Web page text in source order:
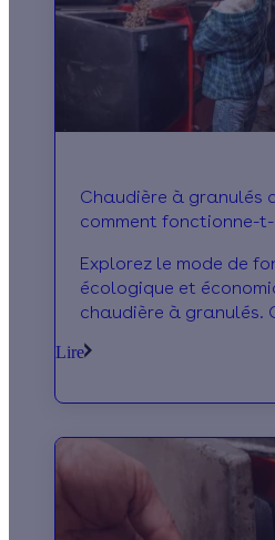
Chaudière à granulés
comment fonctionne-
Explorez le mode de
écologique et
chaudière à granulés.
!
Lire